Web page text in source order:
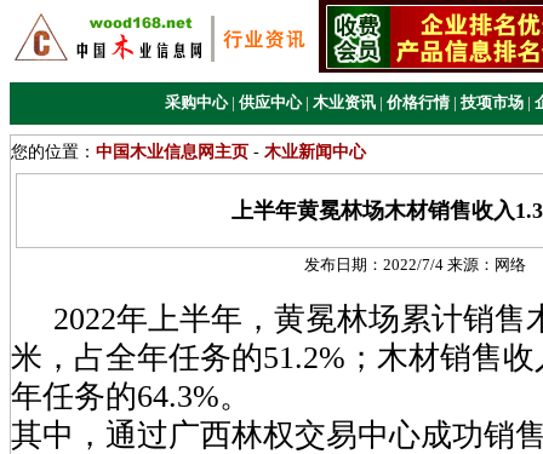
采购中心 | 供应中心 | 木业资讯 | 价格行情 | 技项市场 |
您的位置： 中国木业信息网主页 - 木业新闻中心
上半年黄冕林场木材销售收入
发布日期： 2022/7/4 来源： 网络
2022年上半年，黄冕林场累计销售
米，占全年任务的51.2%；木材销售
年任务的64.3%。
其中，通过广西林权交易中心成功销